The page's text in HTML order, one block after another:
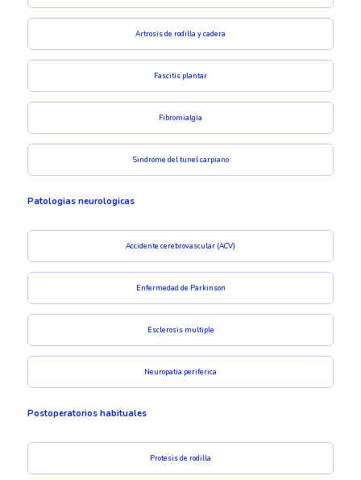
Artrosis de rodilla y cadera
Fascitis plantar
Fibromialgia
Sindrome del tunel carpiano
Patologias neurologicas
Accidente cerebrovascular (ACV)
Enfermedad de Parkinson
Esclerosis multiple
Neuropatia periferica
Postoperatorios habituales
Protesis de rodilla